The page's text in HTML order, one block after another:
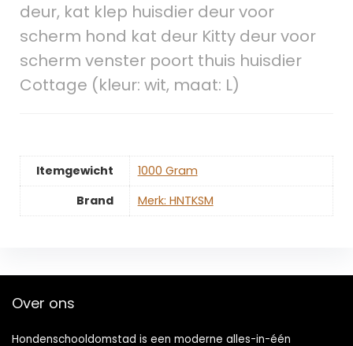
deur, kat klep huisdier deur voor
scherm hond kat deur Kitty deur voor
scherm venster poort thuis huisdier
Cottage (kleur: wit, maat: L)
Itemgewicht
‎1000 Gram
Brand
Merk: HNTKSM
Over ons
Hondenschooldomstad is een moderne alles-in-één